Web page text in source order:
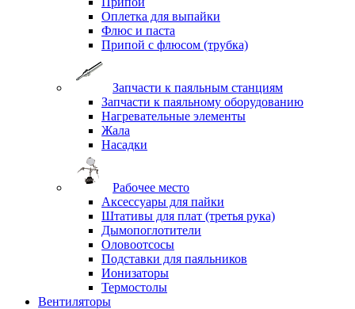
Оплетка для выпайки
Флюс и паста
Припой с флюсом (трубка)
Запчасти к паяльным станциям
Запчасти к паяльному оборудованию
Нагревательные элементы
Жала
Насадки
Рабочее место
Аксессуары для пайки
Штативы для плат (третья рука)
Дымопоглотители
Оловоотсосы
Подставки для паяльников
Ионизаторы
Термостолы
Вентиляторы